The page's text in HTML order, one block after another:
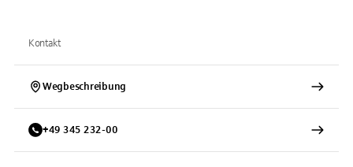
Kontakt
Wegbeschreibung
+49 345 232-00